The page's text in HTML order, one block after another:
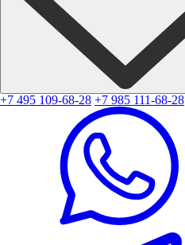
+7 495 109-68-28 +7 985 111-68-28